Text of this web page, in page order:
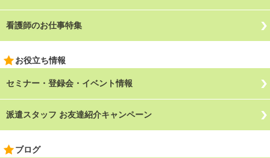
看護師のお仕事特集
お役立ち情報
セミナー・登録会・イベント情報
派遣スタッフ お友達紹介キャンペーン
ブログ